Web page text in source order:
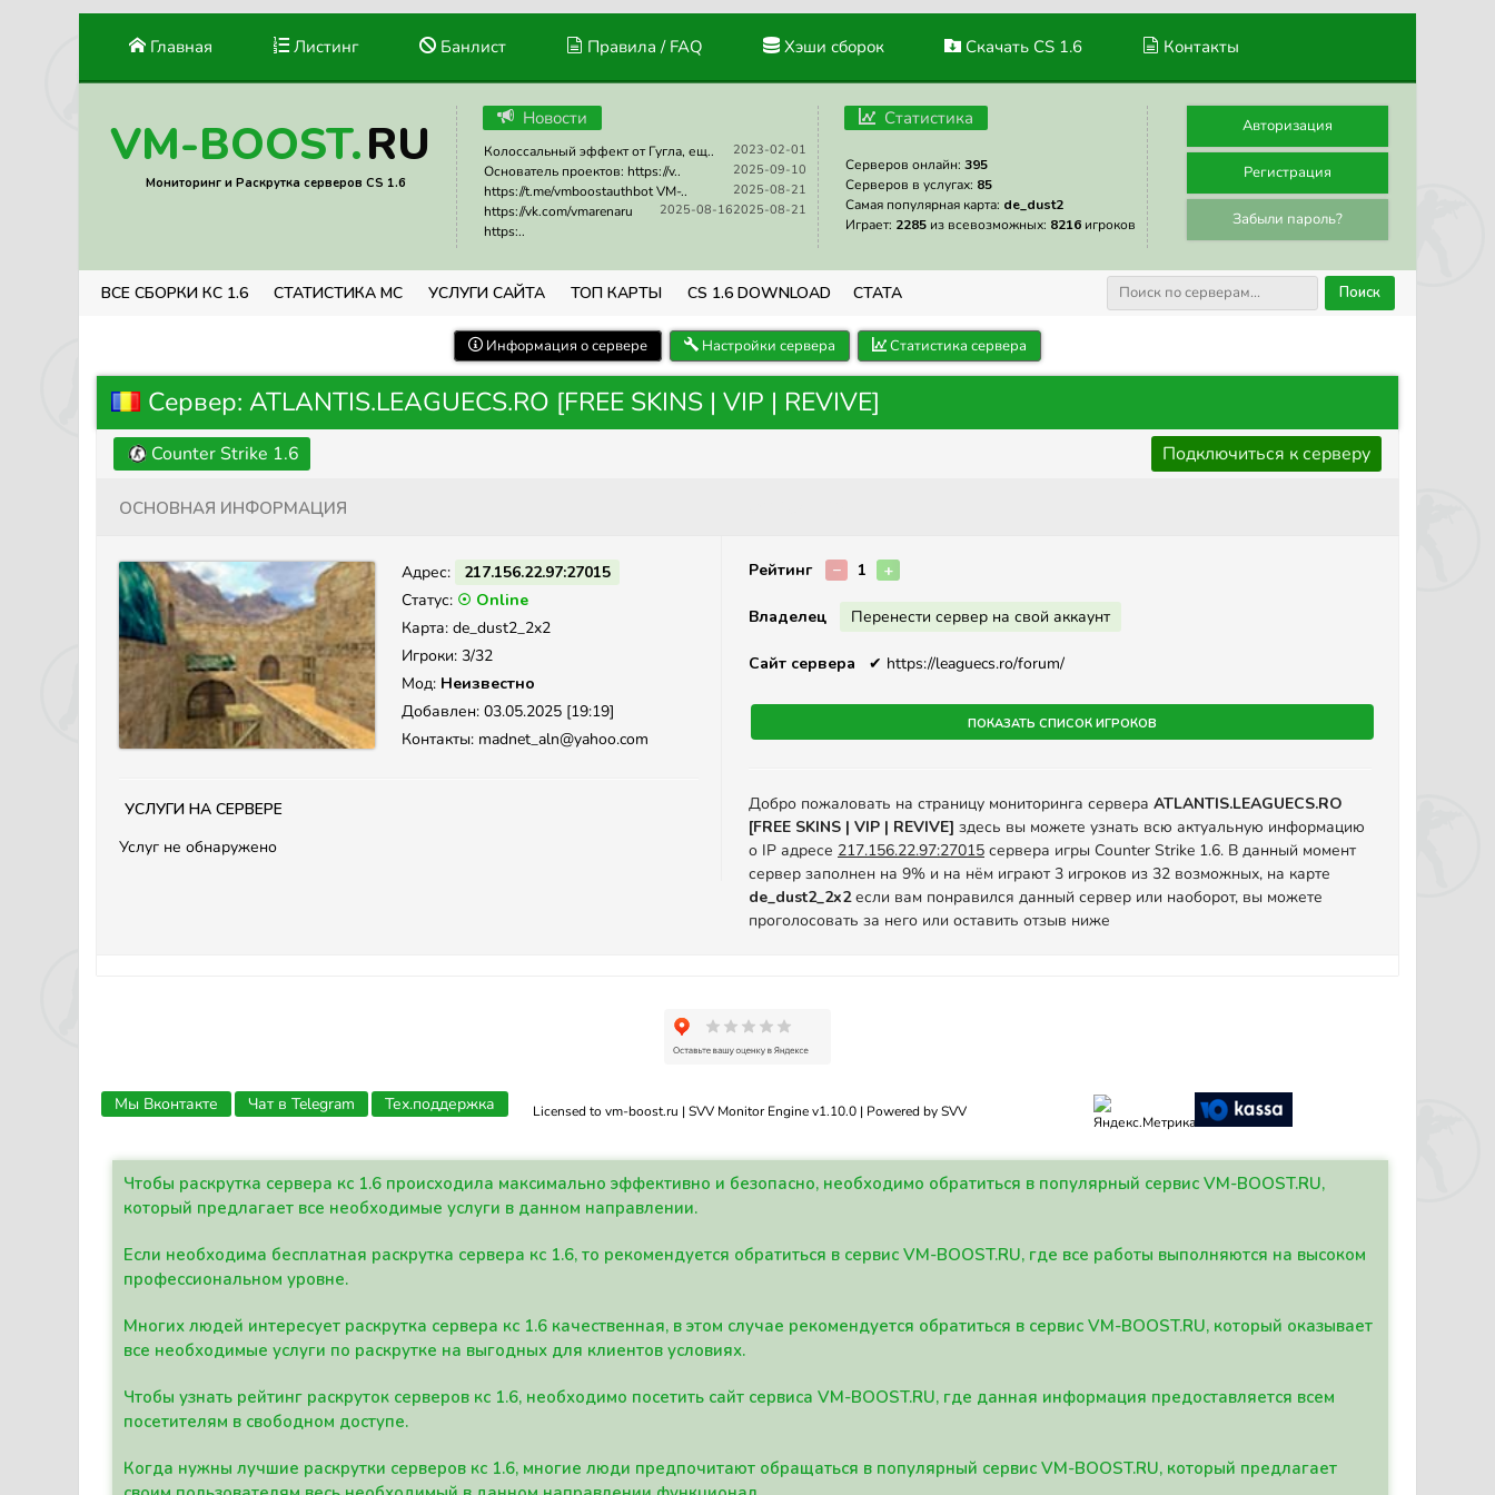
Главная Листинг Банлист Правила / FAQ Хэши сборок Скачать CS 1.6 Контакты
VM-BOOST.RU
Мониторинг и Раскрутка серверов CS 1.6
Новости
2023-02-01
Колоссальный эффект от Гугла, ещ..
2025-09-10
Основатель проектов: https://v..
2025-08-21
https://t.me/vmboostauthbot VM-..
2025-08-21
2025-08-16
https://vk.com/vmarenaru
https:..
Статистика
Серверов онлайн: 395
Серверов в услугах: 85
Самая популярная карта: de_dust2
Играет: 2285 из всевозможных: 8216 игроков
Авторизация
Регистрация
Забыли пароль?
ВСЕ СБОРКИ КС 1.6 СТАТИСТИКА МС УСЛУГИ САЙТА ТОП КАРТЫ CS 1.6 DOWNLOAD СТАТА Поиск
Информация о сервере Настройки сервера Статистика сервера
Сервер: ATLANTIS.LEAGUECS.RO [FREE SKINS | VIP | REVIVE]
Counter Strike 1.6 Подключиться к серверу
Основная информация
Адрес:
217.156.22.97:27015
Статус: ☉ Online
Карта: de_dust2_2x2
Игроки: 3/32
Мод: Неизвестно
Добавлен: 03.05.2025 [19:19]
Контакты: madnet_aln@yahoo.com
Услуги на сервере
Услуг не обнаружено
Рейтинг − 1 +
Владелец Перенести сервер на свой аккаунт
Сайт сервера ✔ https://leaguecs.ro/forum/
Показать список игроков
Добро пожаловать на страницу мониторинга сервера ATLANTIS.LEAGUECS.RO
[FREE SKINS | VIP | REVIVE] здесь вы можете узнать всю актуальную информацию
о IP адресе 217.156.22.97:27015 сервера игры Counter Strike 1.6. В данный момент
сервер заполнен на 9% и на нём играют 3 игроков из 32 возможных, на карте
de_dust2_2x2если вам понравился данный сервер или наоборот, вы можете
проголосовать за него или оставить отзыв ниже
Licensed to vm-boost.ru | SVV Monitor Engine v1.10.0 | Powered by SVV
Мы Вконтакте Чат в Telegram Тех.поддержка
Чтобы раскрутка сервера кс 1.6 происходила максимально эффективно и безопасно, необходимо обратиться в популярный сервис VM-BOOST.RU,
который предлагает все необходимые услуги в данном направлении.
Если необходима бесплатная раскрутка сервера кс 1.6, то рекомендуется обратиться в сервис VM-BOOST.RU, где все работы выполняются на высоком
профессиональном уровне.
Многих людей интересует раскрутка сервера кс 1.6 качественная, в этом случае рекомендуется обратиться в сервис VM-BOOST.RU, который оказывает
все необходимые услуги по раскрутке на выгодных для клиентов условиях.
Чтобы узнать рейтинг раскруток серверов кс 1.6, необходимо посетить сайт сервиса VM-BOOST.RU, где данная информация предоставляется всем
посетителям в свободном доступе.
Когда нужны лучшие раскрутки серверов кс 1.6, многие люди предпочитают обращаться в популярный сервис VM-BOOST.RU, который предлагает